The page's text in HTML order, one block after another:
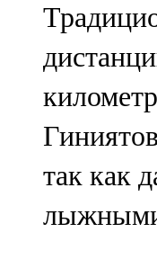
107,8 FM
Теләче
106,1 FM
Түбән
102,6 FM
так как